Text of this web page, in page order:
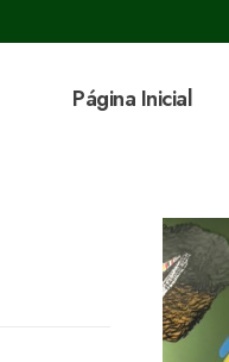
Página Inicial